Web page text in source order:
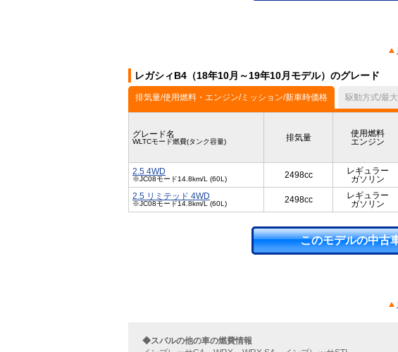
レガシィB4（18年10月～19年10月モデル）のグレード
排気量/使用燃料・エンジン/ミッション/新車時価格 駆動方式/最
グレード名
WLTCモード燃費(タンク容量) 排気量
使用燃料
エンジン
2.5 4WD
※JC08モード14.8km/L (60L) 2498cc
レギュラー
ガソリン
2.5 リミテッド 4WD
※JC08モード14.8km/L (60L) 2498cc
レギュラー
ガソリン
このモデルの中古
◆スバルの他の車の燃費情報